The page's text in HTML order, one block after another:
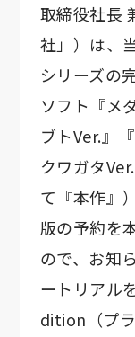
取締役社長
社」）は、
シリーズの
ソフト『メ
ブトVer.』
クワガタ
て『本作』
版の予約を
ので、お知
ートリアル
dition（プ